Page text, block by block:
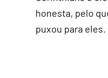
honesta, pelo
puxou para